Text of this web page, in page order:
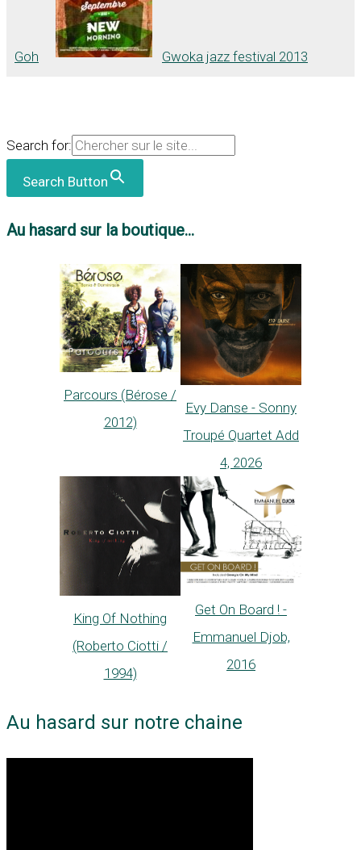
Goh Gwoka jazz festival 2013
Search for:
Search Button
Au hasard sur la boutique...
Parcours (Bérose /
2012)
Evy Danse - Sonny
Troupé Quartet Add
4, 2026
King Of Nothing
(Roberto Ciotti /
1994)
Get On Board ! -
Emmanuel Djob,
2016
Au hasard sur notre chaine